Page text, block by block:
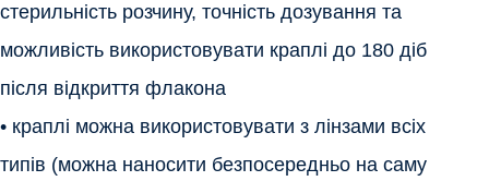
стерильність розчину, точність дозування та
можливість використовувати краплі до 180 діб
після відкриття флакона
• краплі можна використовувати з лінзами всіх
типів (можна наносити безпосередньо на саму